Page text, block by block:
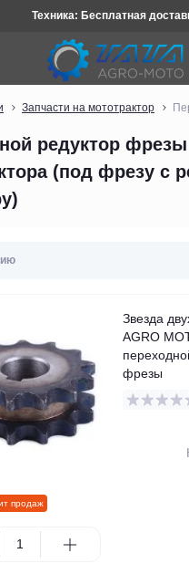
Техника: Бесплатная
Запчасти на мототрактор
редуктор фрезы
(под фрезу с
продаж
Звезда
AGRO
фрезы